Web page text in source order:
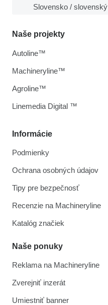
Slovensko / slovenský
Informácie
Podmienky
Ochrana osobných údajov
Tipy pre bezpečnosť
Recenzie na Machineryline
Katalóg značiek
Naše ponuky
Reklama na Machineryline
Zverejniť inzerát
Umiestniť banner
Naše projekty
Autoline™
Machineryline™
Agroline™
Linemedia Digital ™